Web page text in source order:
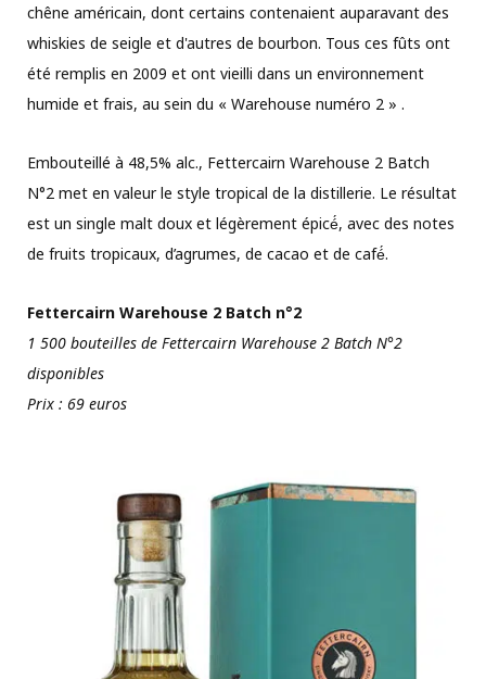
chêne américain, dont certains contenaient auparavant des
whiskies de seigle et d'autres de bourbon. Tous ces fûts ont
été remplis en 2009 et ont vieilli dans un environnement
humide et frais, au sein du « Warehouse numéro 2 » .
Embouteillé à 48,5% alc., Fettercairn Warehouse 2 Batch
N°2 met en valeur le style tropical de la distillerie. Le résultat
est un single malt doux et légèrement épicé́, avec des notes
de fruits tropicaux, d’agrumes, de cacao et de café́.
Fettercairn Warehouse 2 Batch n°2
1 500 bouteilles de Fettercairn Warehouse 2 Batch N°2
disponibles
Prix : 69 euros